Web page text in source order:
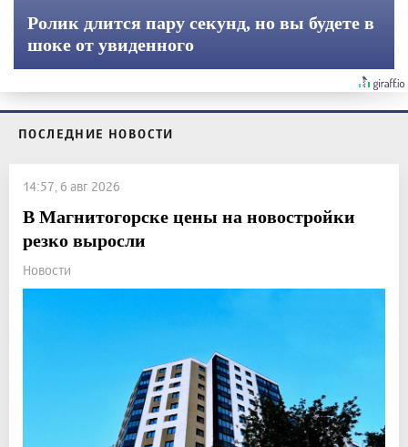
Ролик длится пару секунд, но вы будете в
шоке от увиденного
ПОСЛЕДНИЕ НОВОСТИ
14:57, 6 авг 2026
В Магнитогорске цены на новостройки
резко выросли
Новости